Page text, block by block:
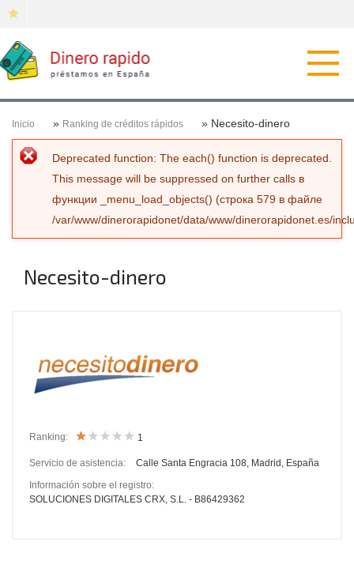
Inicio » Ranking de créditos rápidos » Necesito-dinero
Сообщение об ошибке
Deprecated function: The each() function is deprecated.
This message will be suppressed on further calls в
функции
_menu_load_objects() (строка 579 в файле
/var/www/dinerorapidonet/data/www/dinerorapidonet.es/
Necesito-dinero
Ranking: 1
Servicio de asistencia:
Calle Santa Engracia 108, Madrid, España
Información sobre el registro:
SOLUCIONES DIGITALES CRX, S.L. - B86429362